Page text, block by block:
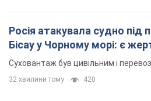
Росія атакувала судно під
Бісау у Чорному морі: є
Суховантаж був цивільним і
32 хвилини тому 420